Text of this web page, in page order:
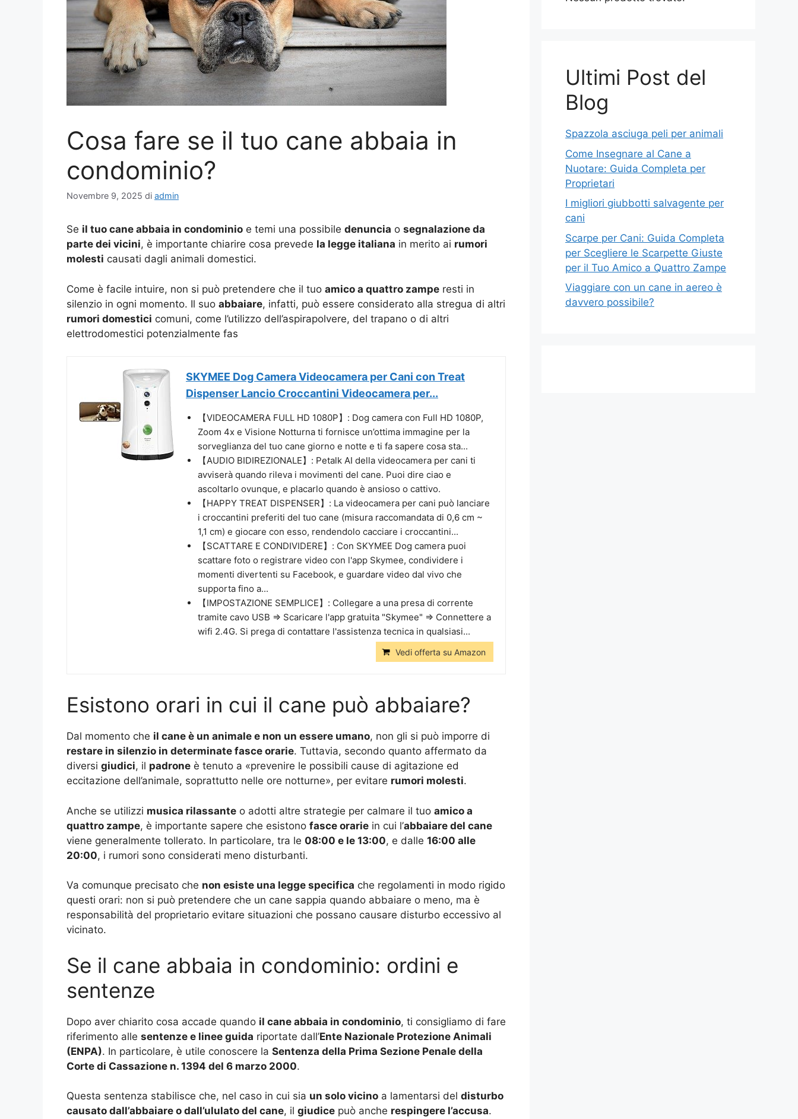
Cosa fare se il tuo cane abbaia in
condominio?
Novembre 9, 2025 di admin
Se il tuo cane abbaia in condominio e temi una possibile denuncia o segnalazione da
parte dei vicini, è importante chiarire cosa prevede la legge italiana in merito ai rumori
molesti causati dagli animali domestici.
Come è facile intuire, non si può pretendere che il tuo amico a quattro zampe resti in
silenzio in ogni momento. Il suo abbaiare, infatti, può essere considerato alla stregua di altri
rumori domestici comuni, come l’utilizzo dell’aspirapolvere, del trapano o di altri
elettrodomestici potenzialmente fas
SKYMEE Dog Camera Videocamera per Cani con Treat
Dispenser Lancio Croccantini Videocamera per...
【VIDEOCAMERA FULL HD 1080P】: Dog camera con Full HD 1080P,
Zoom 4x e Visione Notturna ti fornisce un’ottima immagine per la
sorveglianza del tuo cane giorno e notte e ti fa sapere cosa sta...
【AUDIO BIDIREZIONALE】: Petalk AI della videocamera per cani ti
avviserà quando rileva i movimenti del cane. Puoi dire ciao e
ascoltarlo ovunque, e placarlo quando è ansioso o cattivo.
【HAPPY TREAT DISPENSER】: La videocamera per cani può lanciare
i croccantini preferiti del tuo cane (misura raccomandata di 0,6 cm ~
1,1 cm) e giocare con esso, rendendolo cacciare i croccantini...
【SCATTARE E CONDIVIDERE】: Con SKYMEE Dog camera puoi
scattare foto o registrare video con l'app Skymee, condividere i
momenti divertenti su Facebook, e guardare video dal vivo che
supporta fino a...
【IMPOSTAZIONE SEMPLICE】: Collegare a una presa di corrente
tramite cavo USB => Scaricare l'app gratuita "Skymee" => Connettere a
wifi 2.4G. Si prega di contattare l'assistenza tecnica in qualsiasi...
Vedi offerta su Amazon
Esistono orari in cui il cane può abbaiare?
Dal momento che il cane è un animale e non un essere umano, non gli si può imporre di
restare in silenzio in determinate fasce orarie. Tuttavia, secondo quanto affermato da
diversi giudici, il padrone è tenuto a «prevenire le possibili cause di agitazione ed
eccitazione dell’animale, soprattutto nelle ore notturne», per evitare rumori molesti.
Anche se utilizzi musica rilassante o adotti altre strategie per calmare il tuo amico a
quattro zampe, è importante sapere che esistono fasce orarie in cui l’abbaiare del cane
viene generalmente tollerato. In particolare, tra le 08:00 e le 13:00, e dalle 16:00 alle
20:00, i rumori sono considerati meno disturbanti.
Va comunque precisato che non esiste una legge specifica che regolamenti in modo rigido
questi orari: non si può pretendere che un cane sappia quando abbaiare o meno, ma è
responsabilità del proprietario evitare situazioni che possano causare disturbo eccessivo al
vicinato.
Se il cane abbaia in condominio: ordini e
sentenze
Dopo aver chiarito cosa accade quando il cane abbaia in condominio, ti consigliamo di fare
riferimento alle sentenze e linee guida riportate dall’Ente Nazionale Protezione Animali
(ENPA). In particolare, è utile conoscere la Sentenza della Prima Sezione Penale della
Corte di Cassazione n. 1394 del 6 marzo 2000.
Questa sentenza stabilisce che, nel caso in cui sia un solo vicino a lamentarsi del disturbo
causato dall’abbaiare o dall’ululato del cane, il giudice può anche respingere l’accusa.
Ultimi Post del
Blog
Spazzola asciuga peli per animali
Come Insegnare al Cane a
Nuotare: Guida Completa per
Proprietari
I migliori giubbotti salvagente per
cani
Scarpe per Cani: Guida Completa
per Scegliere le Scarpette Giuste
per il Tuo Amico a Quattro Zampe
Viaggiare con un cane in aereo è
davvero possibile?